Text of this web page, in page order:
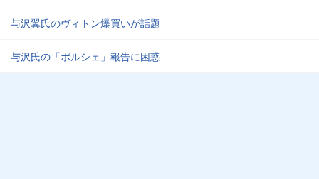
与沢翼氏のヴィトン爆買いが話題
与沢氏の「ポルシェ」報告に困惑